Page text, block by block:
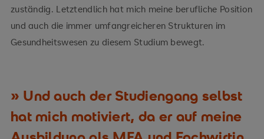
zuständig. Letztendlich hat mich meine berufliche Position
und auch die immer umfangreicheren Strukturen im
Gesundheitswesen zu diesem Studium bewegt.
Und auch der Studiengang selbst
hat mich motiviert, da er auf meine